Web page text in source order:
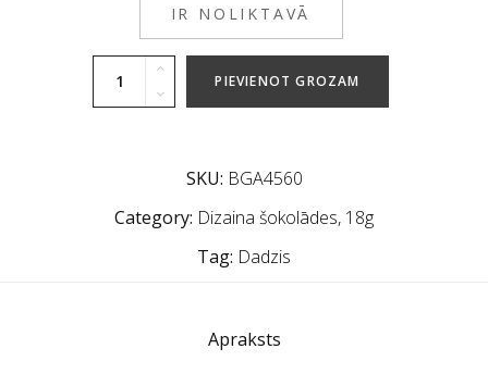
IR NOLIKTAVĀ
PIEVIENOT GROZAM
SKU: BGA4560
Category: Dizaina šokolādes, 18g
Tag: Dadzis
Apraksts